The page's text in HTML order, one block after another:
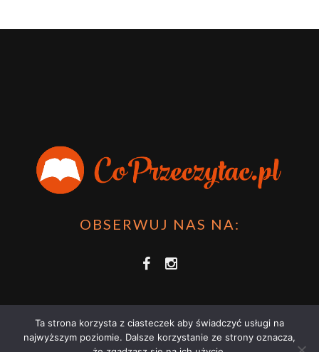
OBSERWUJ NAS NA:
Ta strona korzysta z ciasteczek aby świadczyć usługi na
najwyższym poziomie. Dalsze korzystanie ze strony oznacza,